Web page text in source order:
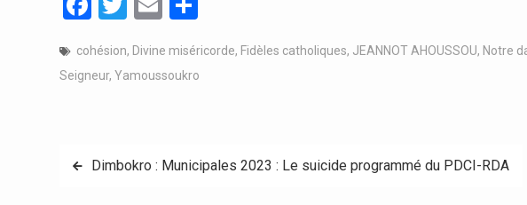
cohésion, Divine miséricorde, Fidèles catholiques, JEANNOT AHOUSSOU, Notre
Seigneur, Yamoussoukro
Navigation
Dimbokro : Municipales 2023 : Le suicide programmé du PDCI-RDA